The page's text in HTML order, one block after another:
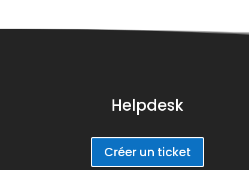
Helpdesk
Créer un ticket